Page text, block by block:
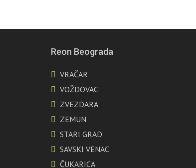
Reon Beograda
VRAČAR
VOŽDOVAC
ZVEZDARA
ZEMUN
STARI GRAD
SAVSKI VENAC
ČUKARICA